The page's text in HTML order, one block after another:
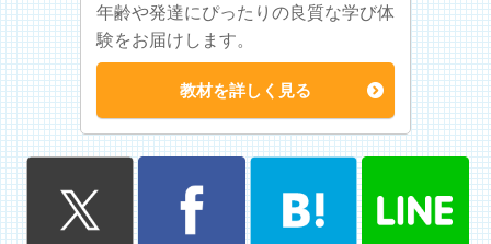
年齢や発達にぴったりの良質な学び体
験をお届けします。
教材を詳しく見る